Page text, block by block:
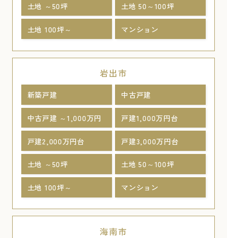
土地 ～50坪 土地 50～100坪
土地 100坪～ マンション
岩出市
新築戸建 中古戸建
中古戸建 ～1,000万円 戸建1,000万円台
戸建2,000万円台 戸建3,000万円台
土地 ～50坪 土地 50～100坪
土地 100坪～ マンション
海南市